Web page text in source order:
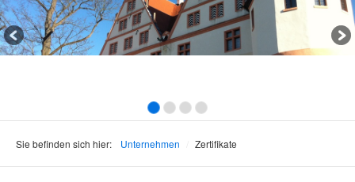
Sie befinden sich hier: Unternehmen Zertifikate